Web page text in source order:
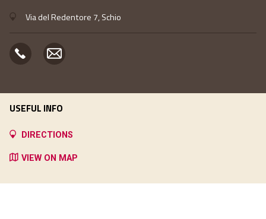
Via del Redentore 7, Schio
USEFUL INFO
DIRECTIONS
VIEW ON MAP